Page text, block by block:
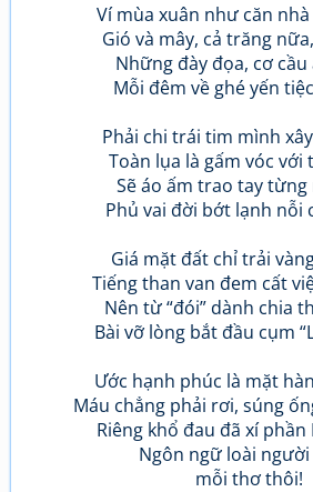
Ví mùa xuân như căn
Gió và mây, cả trăng
Những đày đọa, cơ
Mỗi đêm về ghé yến
Phải chi trái tim mình
Toàn lụa là gấm vóc với
Sẽ áo ấm trao tay từng
Phủ vai đời bớt lạnh nỗi
Giá mặt đất chỉ trải
Tiếng than van đem cất
Nên từ “đói” dành chia
Bài vỡ lòng bắt đầu cụm
Ước hạnh phúc là mặt
Máu chẳng phải rơi, súng
Riêng khổ đau đã xí phần
Ngôn ngữ loài
mỗi thơ thôi!